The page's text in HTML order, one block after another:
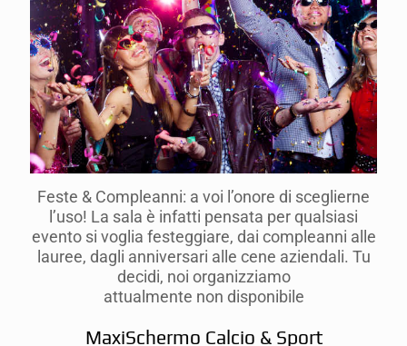
Feste & Compleanni: a voi l’onore di sceglierne
l’uso! La sala è infatti pensata per qualsiasi
evento si voglia festeggiare, dai compleanni alle
lauree, dagli anniversari alle cene aziendali. Tu
decidi, noi organizziamo
attualmente non disponibile
MaxiSchermo Calcio & Sport